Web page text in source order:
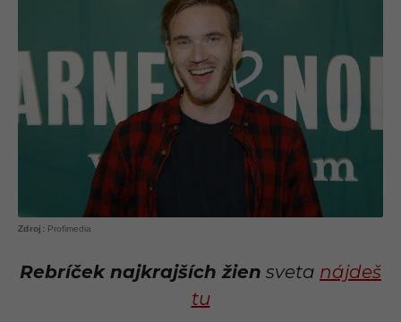
Profimedia
Rebríček najkrajších žien sveta nájdeš
tu